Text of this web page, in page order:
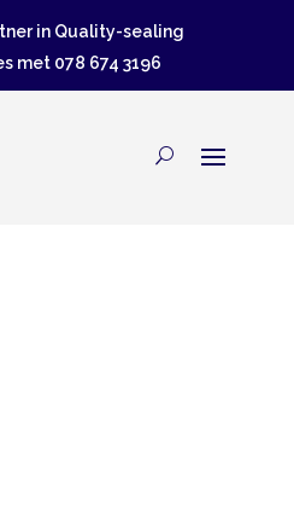
in Quality-sealing
met 078 674 3196